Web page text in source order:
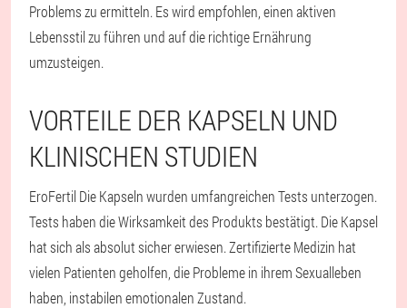
Problems zu ermitteln. Es wird empfohlen, einen aktiven
Lebensstil zu führen und auf die richtige Ernährung
umzusteigen.
VORTEILE DER KAPSELN UND
KLINISCHEN STUDIEN
EroFertil Die Kapseln wurden umfangreichen Tests unterzogen.
Tests haben die Wirksamkeit des Produkts bestätigt. Die Kapsel
hat sich als absolut sicher erwiesen. Zertifizierte Medizin hat
vielen Patienten geholfen, die Probleme in ihrem Sexualleben
haben, instabilen emotionalen Zustand.